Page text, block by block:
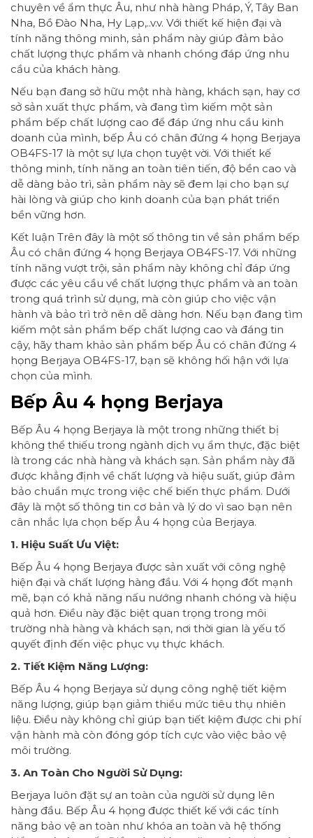
chuyên về ẩm thực Âu, như nhà hàng Pháp, Ý, Tây Ban
Nha, Bồ Đào Nha, Hy Lạp,..v.v. Với thiết kế hiện đại và
tính năng thông minh, sản phẩm này giúp đảm bảo
chất lượng thực phẩm và nhanh chóng đáp ứng nhu
cầu của khách hàng.
Nếu bạn đang sở hữu một nhà hàng, khách sạn, hay cơ
sở sản xuất thực phẩm, và đang tìm kiếm một sản
phẩm bếp chất lượng cao để đáp ứng nhu cầu kinh
doanh của mình, bếp Âu có chân đứng 4 họng Berjaya
OB4FS-17 là một sự lựa chọn tuyệt vời. Với thiết kế
thông minh, tính năng an toàn tiên tiến, độ bền cao và
dễ dàng bảo trì, sản phẩm này sẽ đem lại cho bạn sự
hài lòng và giúp cho kinh doanh của bạn phát triển
bền vững hơn.
Kết luận Trên đây là một số thông tin về sản phẩm bếp
Âu có chân đứng 4 họng Berjaya OB4FS-17. Với những
tính năng vượt trội, sản phẩm này không chỉ đáp ứng
được các yêu cầu về chất lượng thực phẩm và an toàn
trong quá trình sử dụng, mà còn giúp cho việc vận
hành và bảo trì trở nên dễ dàng hơn. Nếu bạn đang tìm
kiếm một sản phẩm bếp chất lượng cao và đáng tin
cậy, hãy tham khảo sản phẩm bếp Âu có chân đứng 4
họng Berjaya OB4FS-17, bạn sẽ không hối hận với lựa
chọn của mình.
Bếp Âu 4 họng Berjaya
Bếp Âu 4 họng Berjaya là một trong những thiết bị
không thể thiếu trong ngành dịch vụ ẩm thực, đặc biệt
là trong các nhà hàng và khách sạn. Sản phẩm này đã
được khẳng định về chất lượng và hiệu suất, giúp đảm
bảo chuẩn mực trong việc chế biến thực phẩm. Dưới
đây là một số thông tin cơ bản và lý do vì sao bạn nên
cân nhắc lựa chọn bếp Âu 4 họng của Berjaya.
1. Hiệu Suất Ưu Việt:
Bếp Âu 4 họng Berjaya được sản xuất với công nghệ
hiện đại và chất lượng hàng đầu. Với 4 họng đốt mạnh
mẽ, bạn có khả năng nấu nướng nhanh chóng và hiệu
quả hơn. Điều này đặc biệt quan trọng trong môi
trường nhà hàng và khách sạn, nơi thời gian là yếu tố
quyết định đến việc phục vụ thực khách.
2. Tiết Kiệm Năng Lượng:
Bếp Âu 4 họng Berjaya sử dụng công nghệ tiết kiệm
năng lượng, giúp bạn giảm thiểu mức tiêu thụ nhiên
liệu. Điều này không chỉ giúp bạn tiết kiệm được chi phí
vận hành mà còn đóng góp tích cực vào việc bảo vệ
môi trường.
3. An Toàn Cho Người Sử Dụng:
Berjaya luôn đặt sự an toàn của người sử dụng lên
hàng đầu. Bếp Âu 4 họng được thiết kế với các tính
năng bảo vệ an toàn như khóa an toàn và hệ thống